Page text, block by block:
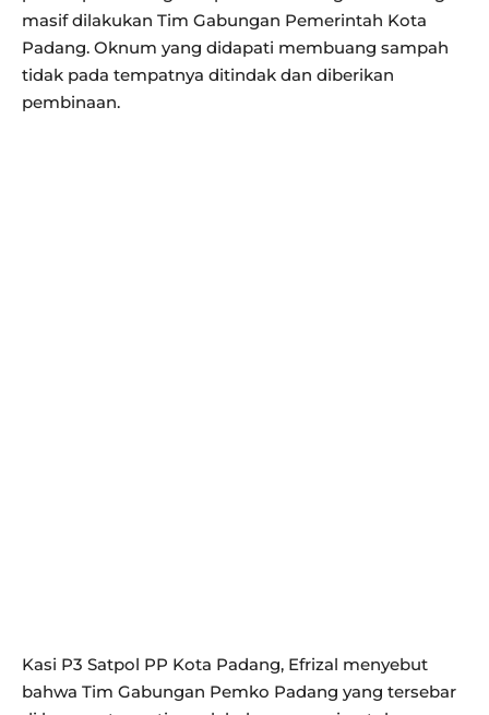
masif dilakukan Tim Gabungan Pemerintah Kota
Padang. Oknum yang didapati membuang sampah
tidak pada tempatnya ditindak dan diberikan
pembinaan.
Kasi P3 Satpol PP Kota Padang, Efrizal menyebut
bahwa Tim Gabungan Pemko Padang yang tersebar